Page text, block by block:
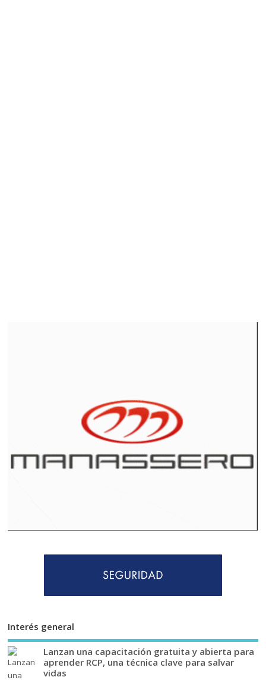
Interés general
Lanzan una capacitación gratuita y abierta para
aprender RCP, una técnica clave para salvar
vidas